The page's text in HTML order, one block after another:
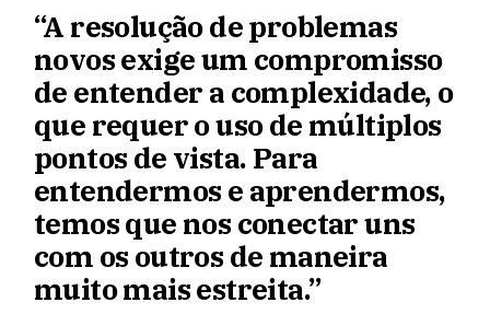
“A resolução de problemas
novos exige um compromisso
de entender a complexidade, o
que requer o uso de múltiplos
pontos de vista. Para
entendermos e aprendermos,
temos que nos conectar uns
com os outros de maneira
muito mais estreita.”